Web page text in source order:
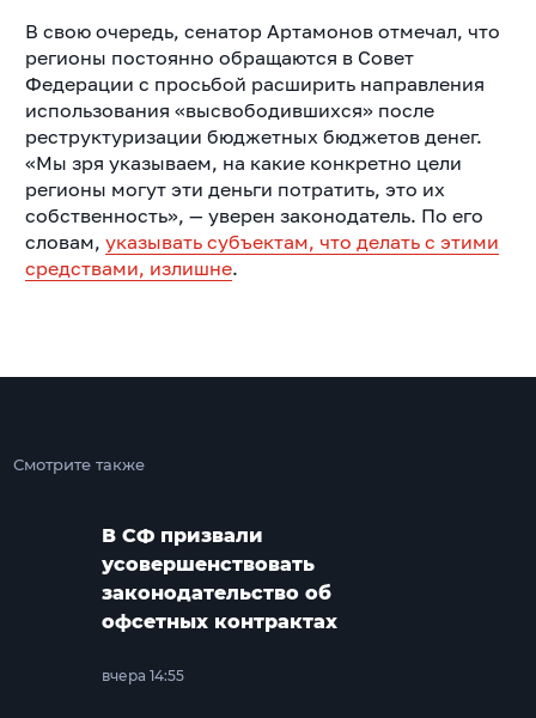
В свою очередь, сенатор Артамонов отмечал, что
регионы постоянно обращаются в Совет
Федерации с просьбой расширить направления
использования «высвободившихся» после
реструктуризации бюджетных бюджетов денег.
«Мы зря указываем, на какие конкретно цели
регионы могут эти деньги потратить, это их
собственность», — уверен законодатель. По его
словам, указывать субъектам, что делать с этими
средствами, излишне.
Смотрите также
В СФ призвали
усовершенствовать
законодательство об
офсетных контрактах
вчера 14:55